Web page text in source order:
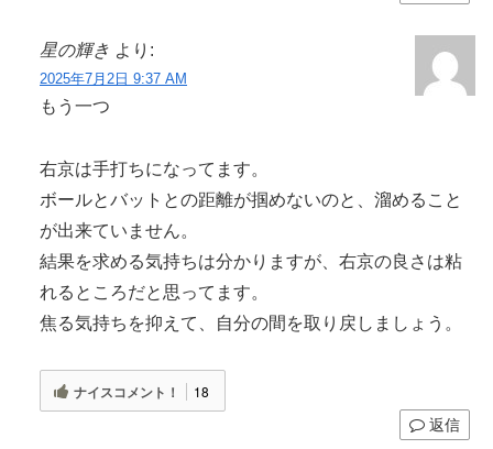
星の輝き より:
2025年7月2日 9:37 AM
もう一つ
右京は手打ちになってます。
ボールとバットとの距離が掴めないのと、溜めること
が出来ていません。
結果を求める気持ちは分かりますが、右京の良さは粘
れるところだと思ってます。
焦る気持ちを抑えて、自分の間を取り戻しましょう。
ナイスコメント！ 18
返信